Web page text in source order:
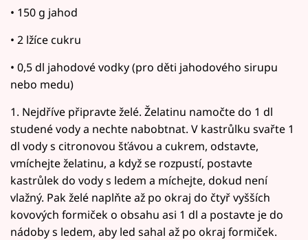
• 150 g jahod
• 2 lžíce cukru
• 0,5 dl jahodové vodky (pro děti jahodového sirupu
nebo medu)
1. Nejdříve připravte želé. Želatinu namočte do 1 dl
studené vody a nechte nabobtnat. V kastrůlku svařte 1
dl vody s citronovou šťávou a cukrem, odstavte,
vmíchejte želatinu, a když se rozpustí, postavte
kastrůlek do vody s ledem a míchejte, dokud není
vlažný. Pak želé naplňte až po okraj do čtyř vyšších
kovových formiček o obsahu asi 1 dl a postavte je do
nádoby s ledem, aby led sahal až po okraj formiček.